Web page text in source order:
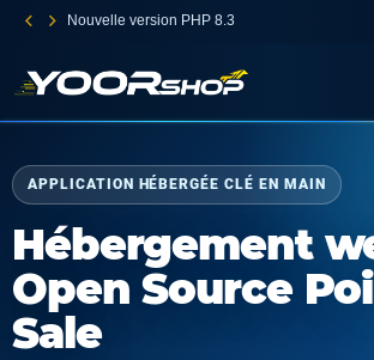
Nouvelle version PHP 8.3
APPLICATION HÉBERGÉE CLÉ EN MAIN
Hébergement
Open Source
Sale